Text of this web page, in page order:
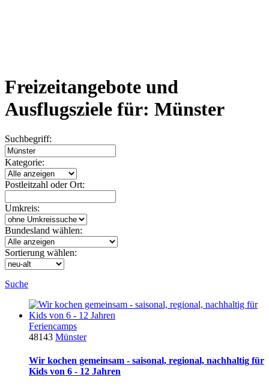
Freizeitangebote und
Ausflugsziele für: Münster
Suchbegriff:
Kategorie:
Postleitzahl oder Ort:
Umkreis:
Bundesland wählen:
Sortierung wählen:
Suche
Feriencamps
48143 Münster
Wir kochen gemeinsam - saisonal, regional, nachhaltig für
Kids von 6 - 12 Jahren